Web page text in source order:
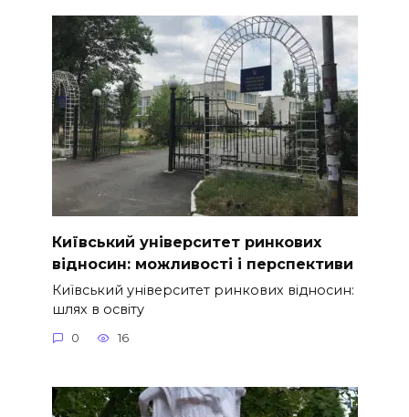
Київський університет ринкових
відносин: можливості і перспективи
Київський університет ринкових відносин:
шлях в освіту
0 16